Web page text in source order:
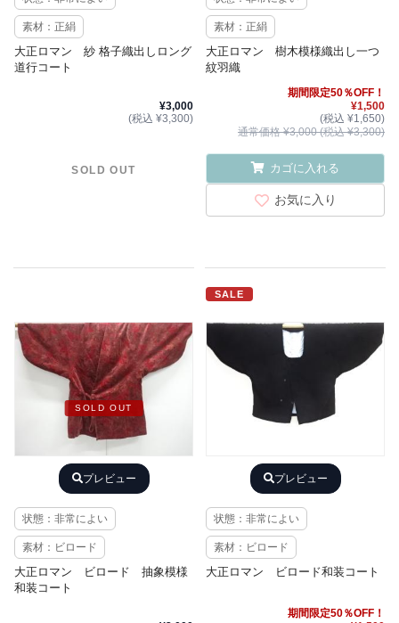
素材：正絹
大正ロマン 紗 格子織出しロング
道行コート
¥3,000
(税込 ¥3,300)
SOLD OUT
素材：正絹
大正ロマン 樹木模様織出し一つ
紋羽織
期間限定50％OFF！
¥1,500
(税込 ¥1,650)
通常価格 ¥3,000 (税込 ¥3,300)
カゴに入れる
お気に入り
SOLD OUT
プレビュー
状態：非常によい
素材：ビロード
大正ロマン ビロード 抽象模様
和装コート
SALE
プレビュー
状態：非常によい
素材：ビロード
大正ロマン ビロード和装コート
期間限定50％OFF！